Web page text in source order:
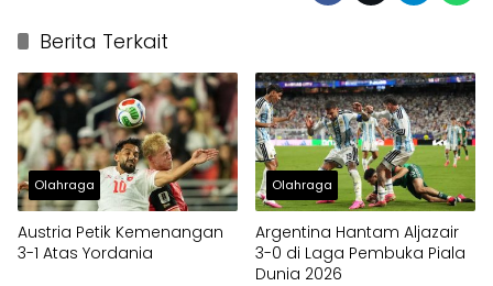
Berita Terkait
Olahraga
Austria Petik Kemenangan
3-1 Atas Yordania
Olahraga
Argentina Hantam Aljazair
3-0 di Laga Pembuka Piala
Dunia 2026